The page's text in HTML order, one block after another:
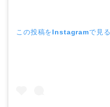
この投稿をInstagramで見る